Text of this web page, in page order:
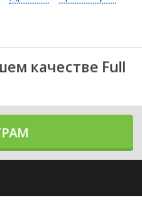
качестве Full